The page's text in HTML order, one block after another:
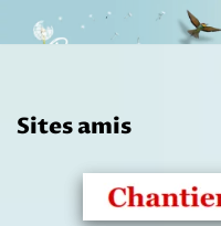
contenu
Sites amis